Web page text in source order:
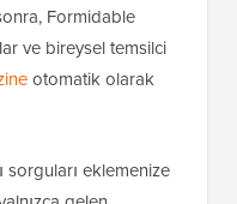
Formidable
ve bireysel temsilci
otomatik olarak
sorguları eklemenize